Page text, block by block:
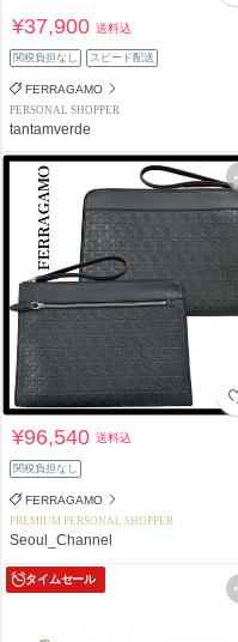
¥37,900送料込
関税負担なし スピード配送
FERRAGAMO
PERSONAL SHOPPER
tantamverde
¥96,540送料込
関税負担なし
FERRAGAMO
PREMIUM PERSONAL SHOPPER
Seoul_Channel
タイムセール